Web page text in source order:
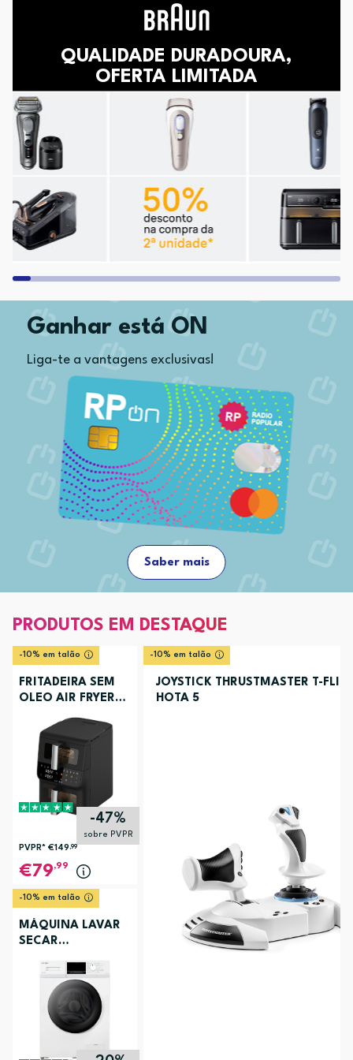
QUALIDADE DURADOURA,
OFERTA LIMITADA
Ganhar está ON
Liga-te a vantagens exclusivas!
Saber mais
PRODUTOS EM DESTAQUE
-10% em talão
FRITADEIRA SEM
OLEO AIR FRYER
TOWERCHEF
-47%
sobre PVPR
PVPR* €149,99
79,99
-10% em talão
MÁQUINA LAVAR
SECAR
EC3107BR
-10% em talão
JOYSTICK THRUSTMASTER T-
HOTA 5